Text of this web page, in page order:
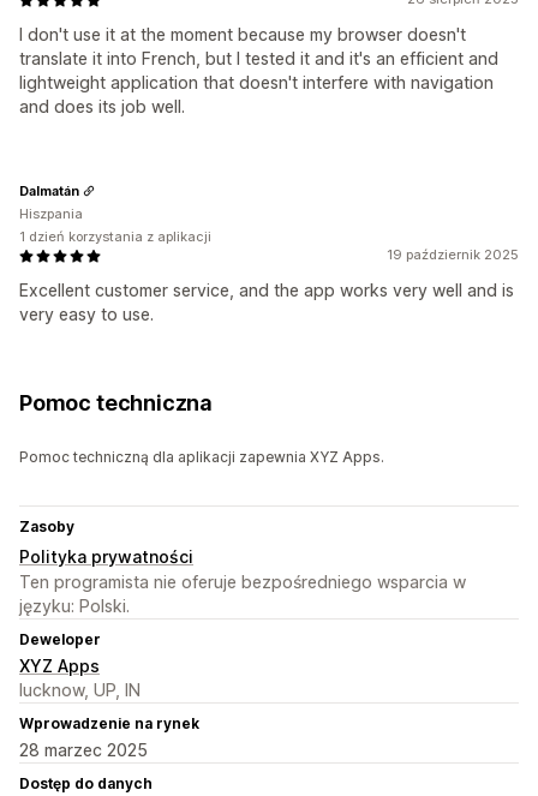
I don't use it at the moment because my browser doesn't
translate it into French, but I tested it and it's an efficient and
lightweight application that doesn't interfere with navigation
and does its job well.
19 październik 2025
Excellent customer service, and the app works very well and is
very easy to use.
Dalmatán
Hiszpania
1 dzień korzystania z aplikacji
Pomoc techniczna
Pomoc techniczną dla aplikacji zapewnia XYZ Apps.
Zasoby
Polityka prywatności
Ten programista nie oferuje bezpośredniego wsparcia w
języku: Polski.
Deweloper
XYZ Apps
lucknow, UP, IN
Wprowadzenie na rynek
28 marzec 2025
Dostęp do danych